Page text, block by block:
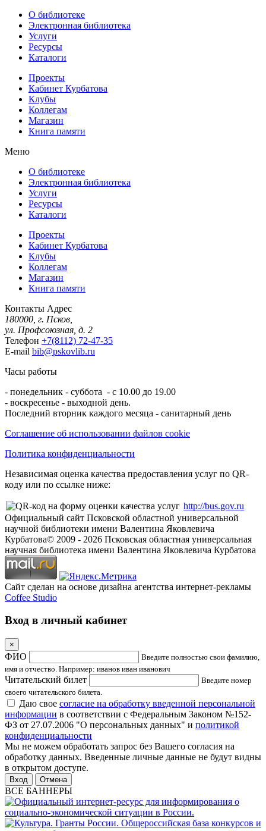
О библиотеке
Электронная библиотека
Услуги
Ресурсы
Каталоги
Проекты
Кабинет Курбатова
Клубы
Коллегам
Магазин
Книга памяти
Меню
О библиотеке
Электронная библиотека
Услуги
Ресурсы
Каталоги
Проекты
Кабинет Курбатова
Клубы
Коллегам
Магазин
Книга памяти
Контакты Адрес
180000, г. Псков,
ул. Профсоюзная, д. 2
Телефон +7(8112) 72-47-35
E-mail bib@pskovlib.ru
Часы работы
- понедельник - суббота - с 10.00 до 19.00
- воскресенье - выходной день.
Последний вторник каждого месяца - санитарный день
Соглашение об использовании файлов cookie
Политика конфиденциальности
Независимая оценка качества предоставления услуг по QR-
коду или по ссылке ниже:
http://bus.gov.ru
Официальный сайт Псковской областной универсальной
научной библиотеки имени Валентина Яковлевича
Курбатова© 2009 - 2026 Псковская областная универсальная
научная библиотека имени Валентина Яковлевича Курбатова
Сайт сделан на основе дизайна агентства интернет-рекламы
Coffee Studio
Вход в личный кабинет
×
ФИО
Введите полностью свои фамилию,
имя и отчество. Например: иванов иван иванович
Читательский билет
Введите номер
своего читательского билета.
Даю свое согласие на обработку введенной персональной
информации в соответствии с Федеральным Законом №152-
ФЗ от 27.07.2006 "О персональных данных" и политикой
конфиденциальности
Мы не можем обработать запрос без Вашего согласия на
обработку данных. Введенные личные данные не будут видны
в открытом доступе.
Отмена
ВСЕ БАННЕРЫ